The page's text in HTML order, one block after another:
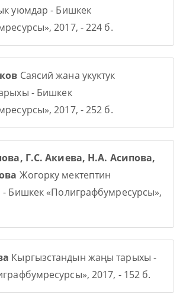
уюмдар - Бишкек
2017, - 224 б.
Саясий жана укуктук
- Бишкек
2017, - 252 б.
Г.С. Акиева, Н.А. Асипова,
Жогорку мектептин
- Бишкек «Полиграфбумресурсы»,
Кыргызстандын жаңы тарыхы -
2017, - 152 б.